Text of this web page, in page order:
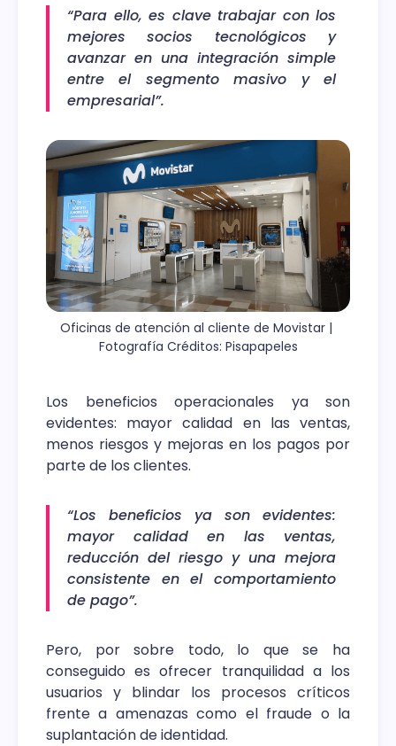
“Para ello, es clave trabajar con los
mejores socios tecnológicos y
avanzar en una integración simple
entre el segmento masivo y el
empresarial”.
Oficinas de atención al cliente de Movistar |
Fotografía Créditos: Pisapapeles
Los beneficios operacionales ya son
evidentes: mayor calidad en las ventas,
menos riesgos y mejoras en los pagos por
parte de los clientes.
“Los beneficios ya son evidentes:
mayor calidad en las ventas,
reducción del riesgo y una mejora
consistente en el comportamiento
de pago”.
Pero, por sobre todo, lo que se ha
conseguido es ofrecer tranquilidad a los
usuarios y blindar los procesos críticos
frente a amenazas como el fraude o la
suplantación de identidad.